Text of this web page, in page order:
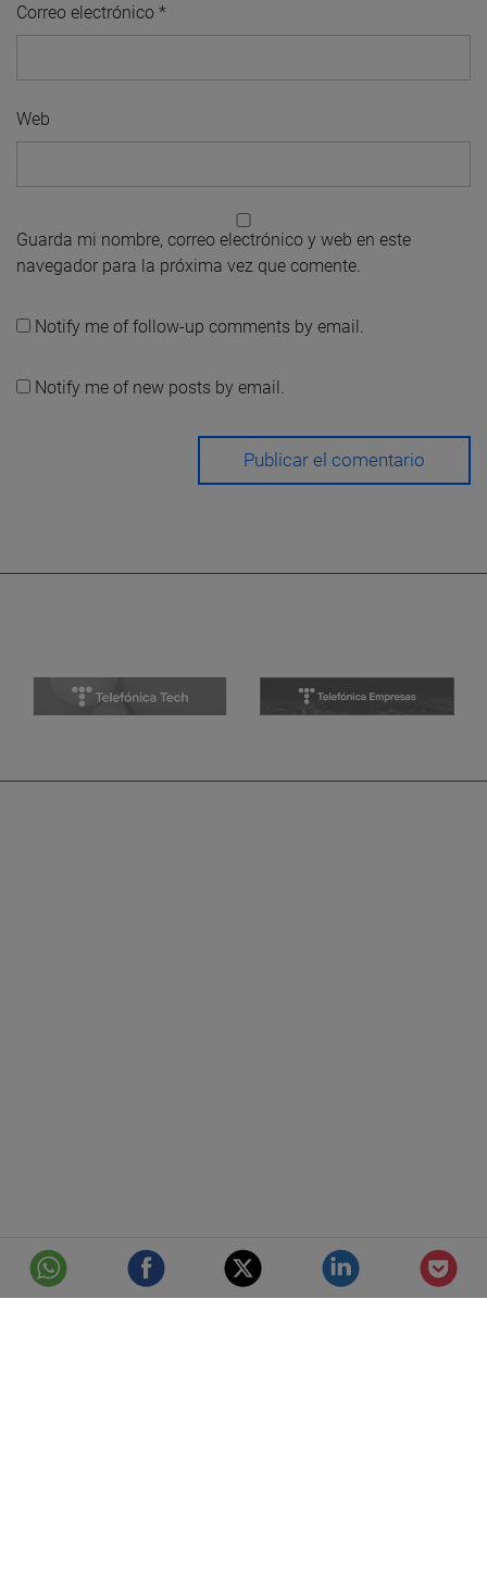
Correo electrónico *
Web
Guarda mi nombre, correo electrónico y web en este
navegador para la próxima vez que comente.
Notify me of follow-up comments by email.
Notify me of new posts by email.